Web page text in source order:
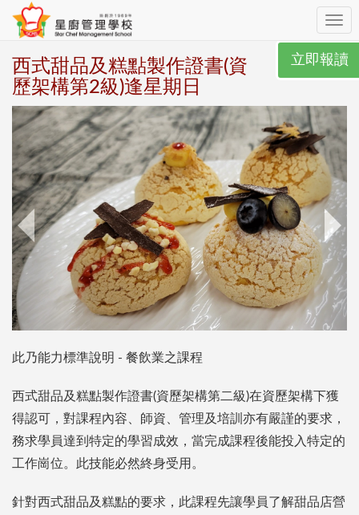
西式甜品及糕點製作證書(資
歷架構第2級)逢星期日
立即報讀
此乃能力標準說明 - 餐飲業之課程
西式甜品及糕點製作證書(資歷架構第二級)在資歷架構下獲
得認可，對課程內容、師資、管理及培訓亦有嚴謹的要求，
務求學員達到特定的學習成效，當完成課程後能投入特定的
工作崗位。此技能必然終身受用。
針對西式甜品及糕點的要求，此課程先讓學員了解甜品店營